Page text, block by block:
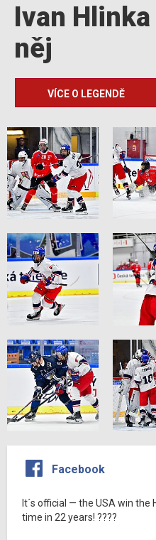
Ivan
něj
VÍCE O LEGENDĚ
Facebook
It´s official — the USA win
time in 22 years! ????